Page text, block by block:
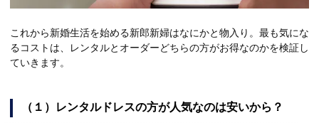
これから新婚生活を始める新郎新婦はなにかと物入り。最も気にな
るコストは、レンタルとオーダーどちらの方がお得なのかを検証し
ていきます。
（１）レンタルドレスの方が人気なのは安いから？